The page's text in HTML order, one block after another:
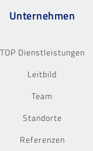
Unternehmen
TOP Dienstleistungen
Leitbild
Team
Standorte
Referenzen